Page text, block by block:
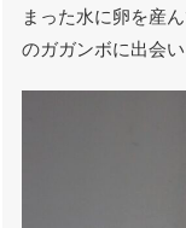
まった水に卵を産
のガガンボに出会い